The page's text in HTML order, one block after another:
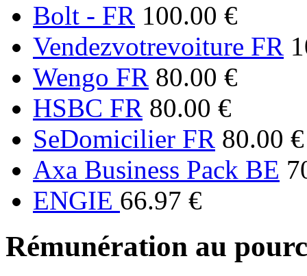
Bolt - FR 100.00 €
Vendezvotrevoiture FR
Wengo FR 80.00 €
HSBC FR 80.00 €
SeDomicilier FR 80.00 €
Axa Business Pack BE
ENGIE 66.97 €
Rémunération au